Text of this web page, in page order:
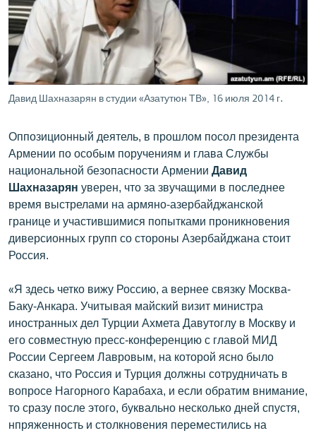
ՄԻՋԱԶԳԱՅԻՆ
ՄՇԱԿՈՒՅԹ
ՍՊՈՐՏ
ՄԵԿՆԱԲԱՆՈՒԹՅՈՒՆ
ԿՈՐՈՆԱՎԻՐՈՒՍ
ԱՐԽԻՎ
ՏԵՍԱՆՅՈՒԹԵՐ
ԲԱՆԱՎԵՃ
ՁԳՏԵԼՈՎ ԼԱՎԱԳՈՒՅՆԻՆ
Հայերեն
English
Русский
ՀԵՏԵՎԵՔ ՄԵԶ
Давид Шахназарян в студии «Азатутюн ТВ», 16 июля 2014 г․
Оппозиционный деятель, в прошлом посол президента
Армении по особым поручениям и глава Службы
национальной безопасности Армении Давид
Шахназарян уверен, что за звучащими в последнее
время выстрелами на армяно-азербайджанской
границе и участившимися попытками проникновения
диверсионных групп со стороны Азербайджана стоит
Россия.
«Я здесь четко вижу Россию, а вернее связку Москва-
Баку-Анкара. Учитывая майский визит министра
иностранных дел Турции Ахмета Давутоглу в Москву и
его совместную пресс-конференцию с главой МИД
России Сергеем Лавровым, на которой ясно было
сказано, что Россия и Турция должны сотрудничать в
вопросе Нагорного Карабаха, и если обратим внимание,
то сразу после этого, буквально несколько дней спустя,
нпряженность и столкновения переместились на